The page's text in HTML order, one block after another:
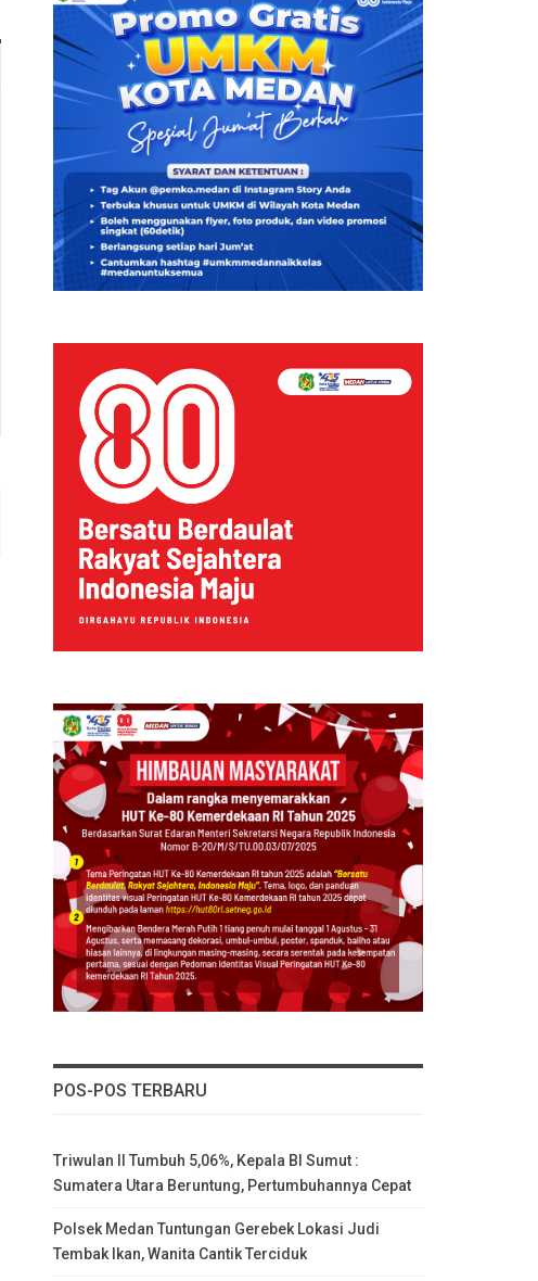
POS-POS TERBARU
Triwulan II Tumbuh 5,06%, Kepala BI Sumut :
Sumatera Utara Beruntung, Pertumbuhannya Cepat
Polsek Medan Tuntungan Gerebek Lokasi Judi
Tembak Ikan, Wanita Cantik Terciduk